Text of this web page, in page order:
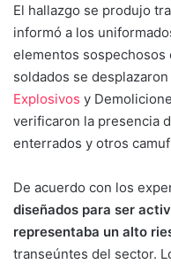
El hallazgo se produjo
informó a los
elementos sospechosos
soldados se
Explosivos y
verificaron la presencia
enterrados y otros
De acuerdo con los
diseñados para ser
representaba un alto
transeúntes del sector.